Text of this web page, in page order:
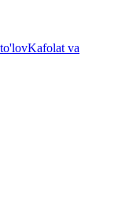
Kafolat va